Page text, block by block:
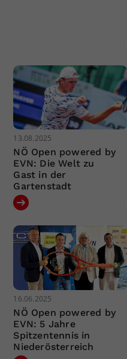
13.08.2025
NÖ Open powered by
EVN: Die Welt zu
Gast in der
Gartenstadt
16.06.2025
NÖ Open powered by
EVN: 5 Jahre
Spitzentennis in
Niederösterreich